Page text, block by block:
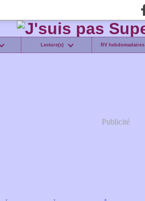
Lecture(s) RV hebdomadaires
Publicité